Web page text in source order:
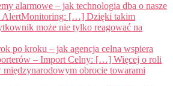
alarmowe – jak technologia dba o nasze
AlertMonitoring: […] Dzięki takim
może nie tylko reagować na
po kroku – jak agencja celna wspiera
– Import Celny: […] Więcej o roli
międzynarodowym obrocie towarami